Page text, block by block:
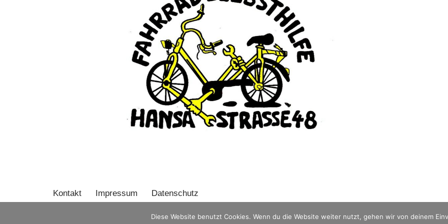
Kontakt Impressum Datenschutz
WordPress
Diese Website benutzt Cookies. Wenn du die Website weiter nutzt, gehen wir von deinem